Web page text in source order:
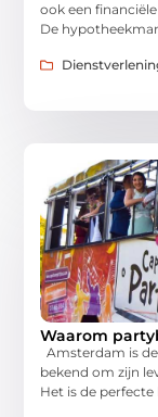
ook een
De
Waarom
Amsterdam is
bekend om zijn
Het is de